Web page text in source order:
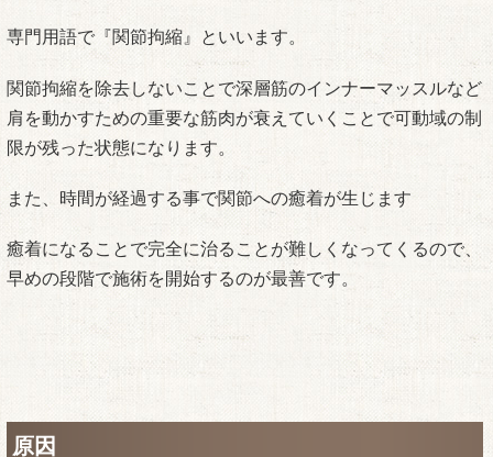
専門用語で『関節拘縮』といいます。
関節拘縮を除去しないことで深層筋のインナーマッスルなど
肩を動かすための重要な筋肉が衰えていくことで可動域の制
限が残った状態になります。
また、時間が経過する事で関節への癒着が生じます
癒着になることで完全に治ることが難しくなってくるので、
早めの段階で施術を開始するのが最善です。
原因